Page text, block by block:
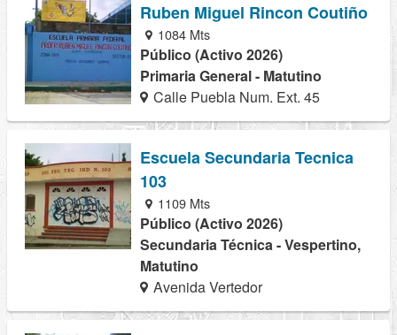
Ruben Miguel Rincon Coutiño
1084 Mts
Público (Activo 2026)
Primaria General - Matutino
Calle Puebla Num. Ext. 45
Escuela Secundaria Tecnica
103
1109 Mts
Público (Activo 2026)
Secundaria Técnica - Vespertino,
Matutino
Avenida Vertedor